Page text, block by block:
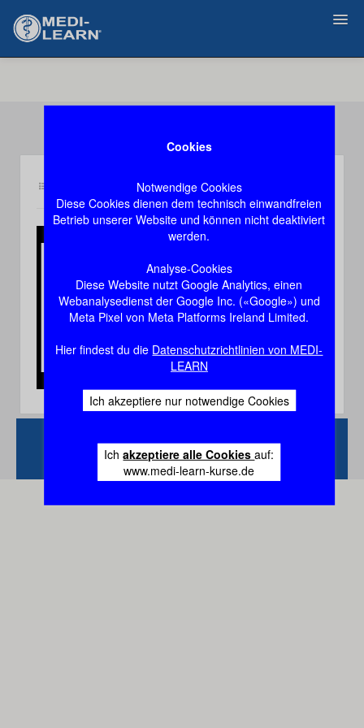
Cookies
Notwendige Cookies
Diese Cookies dienen dem technisch einwandfreien
Betrieb unserer Website und können nicht deaktiviert
werden.
Analyse-Cookies
Diese Website nutzt Google Analytics, einen
Webanalysedienst der Google Inc. («Google») und
Meta Pixel von Meta Platforms Ireland Limited.
Hier findest du die Datenschutzrichtlinien von MEDI-
LEARN
Ich akzeptiere nur notwendige Cookies
Ichakzeptiere alle Cookiesauf:
www.medi-learn-kurse.de
Demozugang, das Video stoppt nach 60 Sekunden
Video
Zurück
Vertrag
widerrufen